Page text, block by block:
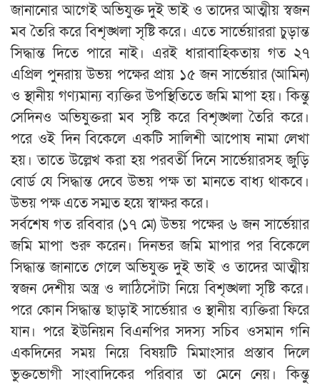
জানানোর আগেই অভিযুক্ত দুই ভাই ও তাদের আত্মীয় স্বজন
মব তৈরি করে বিশৃঙ্খলা সৃষ্টি করে। এতে সার্ভেয়াররা চুড়ান্ত
সিদ্ধান্ত দিতে পারে নাই। এরই ধারাবাহিকতায় গত ২৭
এপ্রিল পুনরায় উভয় পক্ষের প্রায় ১৫ জন সার্ভেয়ার (আমিন)
ও স্থানীয় গণ‍্যমান‍্য ব‍্যক্তির উপস্থিতিতে জমি মাপা হয়। কিন্তু
সেদিনও অভিযুক্তরা মব সৃষ্টি করে বিশৃঙ্খলা তৈরি করে।
পরে ওই দিন বিকেলে একটি সালিশী আপোষ নামা লেখা
হয়। তাতে উল্লেখ করা হয় পরবর্তী দিনে সার্ভেয়ারসহ জুড়ি
বোর্ড যে সিদ্ধান্ত দেবে উভয় পক্ষ তা মানতে বাধ্য থাকবে।
উভয় পক্ষ এতে সম্মত হয়ে স্বাক্ষর করে।
সর্বশেষ গত রবিবার (১৭ মে) উভয় পক্ষের ৬ জন সার্ভেয়ার
জমি মাপা শুরু করেন। দিনভর জমি মাপার পর বিকেলে
সিদ্ধান্ত জানাতে গেলে অভিযুক্ত দুই ভাই ও তাদের আত্মীয়
স্বজন দেশীয় অস্ত্র ও লাঠিসোঁটা নিয়ে বিশৃঙ্খলা সৃষ্টি করে।
পরে কোন সিদ্ধান্ত ছাড়াই সার্ভেয়ার ও স্থানীয় ব‍্যক্তিরা ফিরে
যান। পরে ইউনিয়ন বিএনপির সদস‍্য সচিব ওসমান গনি
একদিনের সময় নিয়ে বিষয়টি মিমাংসার প্রস্তাব দিলে
ভুক্তভোগী সাংবাদিকের পরিবার তা মেনে নেয়। কিন্তু